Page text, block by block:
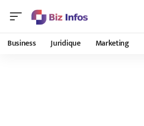
Business Juridique Marketing